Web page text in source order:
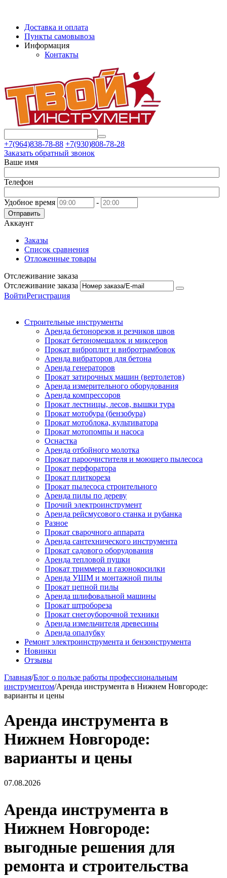
Доставка и оплата
Пункты самовывоза
Информация
Контакты
+7(964)838-78-88 +7(930)808-78-28
Заказать обратный звонок
Ваше имя
Телефон
Удобное время -
Отправить
Аккаунт
Заказы
Список сравнения
Отложенные товары
Отслеживание заказа
Отслеживание заказа
ВойтиРегистрация
Строительные инструменты
Аренда бетонорезов и резчиков швов
Прокат бетономешалок и миксеров
Прокат виброплит и вибротрамбовок
Аренда вибраторов для бетона
Аренда генераторов
Прокат затирочных машин (вертолетов)
Аренда измерительного оборудования
Аренда компрессоров
Прокат лестницы, лесов, вышки тура
Прокат мотобура (бензобура)
Прокат мотоблока, культиватора
Прокат мотопомпы и насоса
Оснастка
Аренда отбойного молотка
Прокат пароочистителя и моющего пылесоса
Прокат перфоратора
Прокат плиткореза
Прокат пылесоса строительного
Аренда пилы по дереву
Прочий электроинструмент
Аренда рейсмусового станка и рубанка
Разное
Прокат сварочного аппарата
Аренда сантехнического инструмента
Прокат садового оборудования
Аренда тепловой пушки
Прокат триммера и газонокосилки
Аренда УШМ и монтажной пилы
Прокат цепной пилы
Аренда шлифовальной машины
Прокат штробореза
Прокат снегоуборочной техники
Аренда измельчителя древесины
Аренда опалубку
Ремонт электроинструмента и бензонструмента
Новинки
Отзывы
Главная/Блог о пользе работы профессиональным
инструментом/Аренда инструмента в Нижнем Новгороде:
варианты и цены
Аренда инструмента в
Нижнем Новгороде:
варианты и цены
07.08.2026
Аренда инструмента в
Нижнем Новгороде:
выгодные решения для
ремонта и строительства